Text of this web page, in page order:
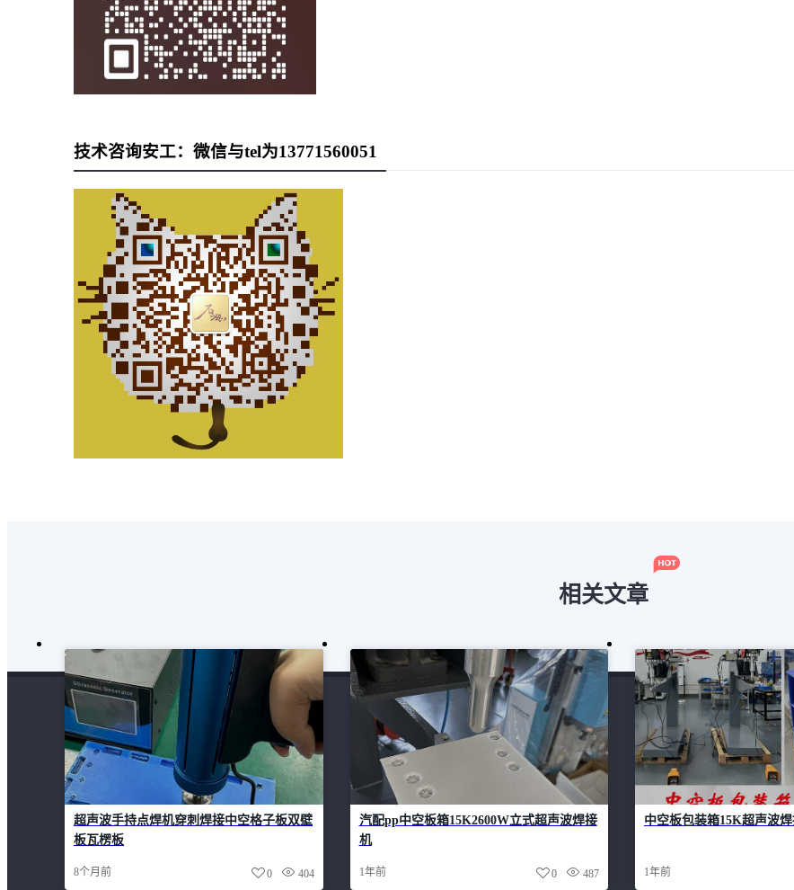
技术咨询安工：微信与tel为13771560051
相关文章
超声波手持点焊机穿刺焊接中空格子板双壁
板瓦楞板
8个月前 404
0
汽配pp中空板箱15K2600W立式超声波焊接
机
1年前 487
0
中空板包装箱15K超声波
1年前